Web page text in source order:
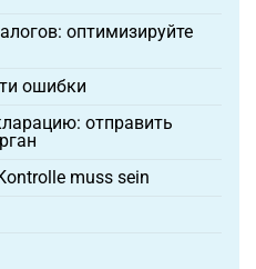
оптимизируйте
ошибки
отправить
muss sein